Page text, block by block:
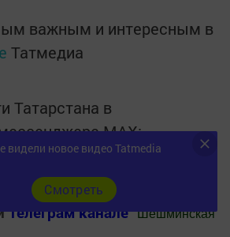
важным и интересным в
Татмедиа
Татарстана в
MАХ:
важным и интересным
Телеграм канале"Шешминская
видели новое видео Tatmedia
Cмотреть